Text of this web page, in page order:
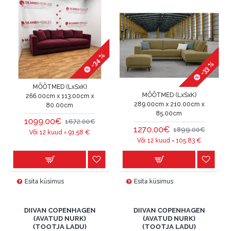
-34 %
MÕÕTMED (LxSxK)
266.00cm x 113.00cm x
80.00cm
1099.00€ 1672.00€
Või 12 kuud = 91.58 €
Esita küsimus
-33 %
MÕÕTMED (LxSxK)
289.00cm x 210.00cm x
85.00cm
1270.00€ 1899.00€
Või 12 kuud = 105.83€
Esita küsimus
DIIVAN COPENHAGEN
(AVATUD NURK)
(TOOTJA LADU)
DIIVAN COPENHAGEN
(AVATUD NURK)
(TOOTJA LADU)